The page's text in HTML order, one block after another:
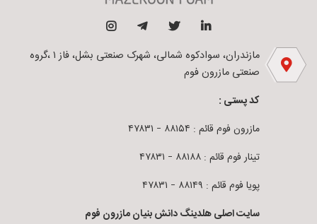
مازندران، سوادکوه شمالی، شهرک صنعتی بشل، فاز ۱ ،گروه
صنعتی مازرون فوم
کد پستی :
مازرون فوم قائم : ۸۸۱۵۴ – ۴۷۸۳۱
تینار فوم قائم : ۸۸۱۸۸ – ۴۷۸۳۱
پویا فوم قائم : ۸۸۱۴۹ – ۴۷۸۳۱
سایت اصلی هلدینگ دانش بنیان مازرون فوم